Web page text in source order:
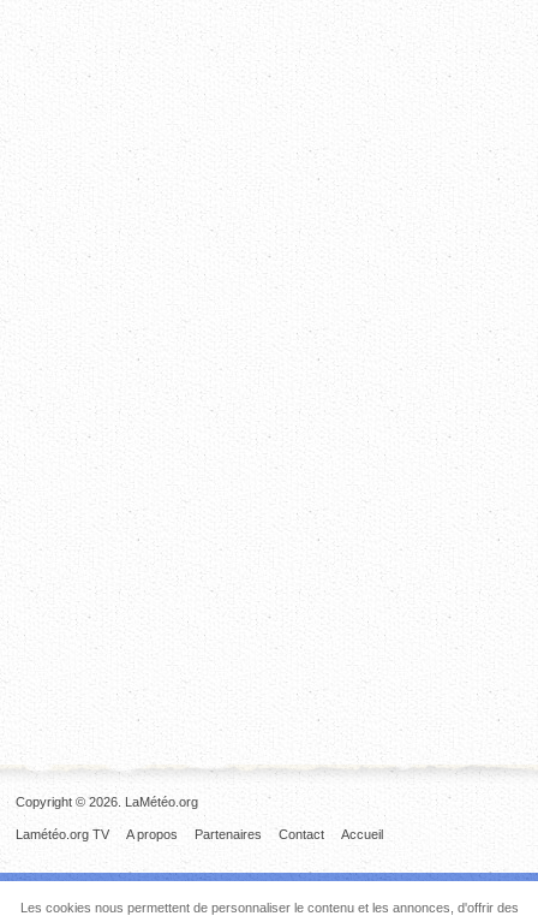
Copyright © 2026. LaMétéo.org
Accueil
Contact
Partenaires
A propos
Lamétéo.org TV
Les cookies nous permettent de personnaliser le contenu et les annonces, d'offrir des